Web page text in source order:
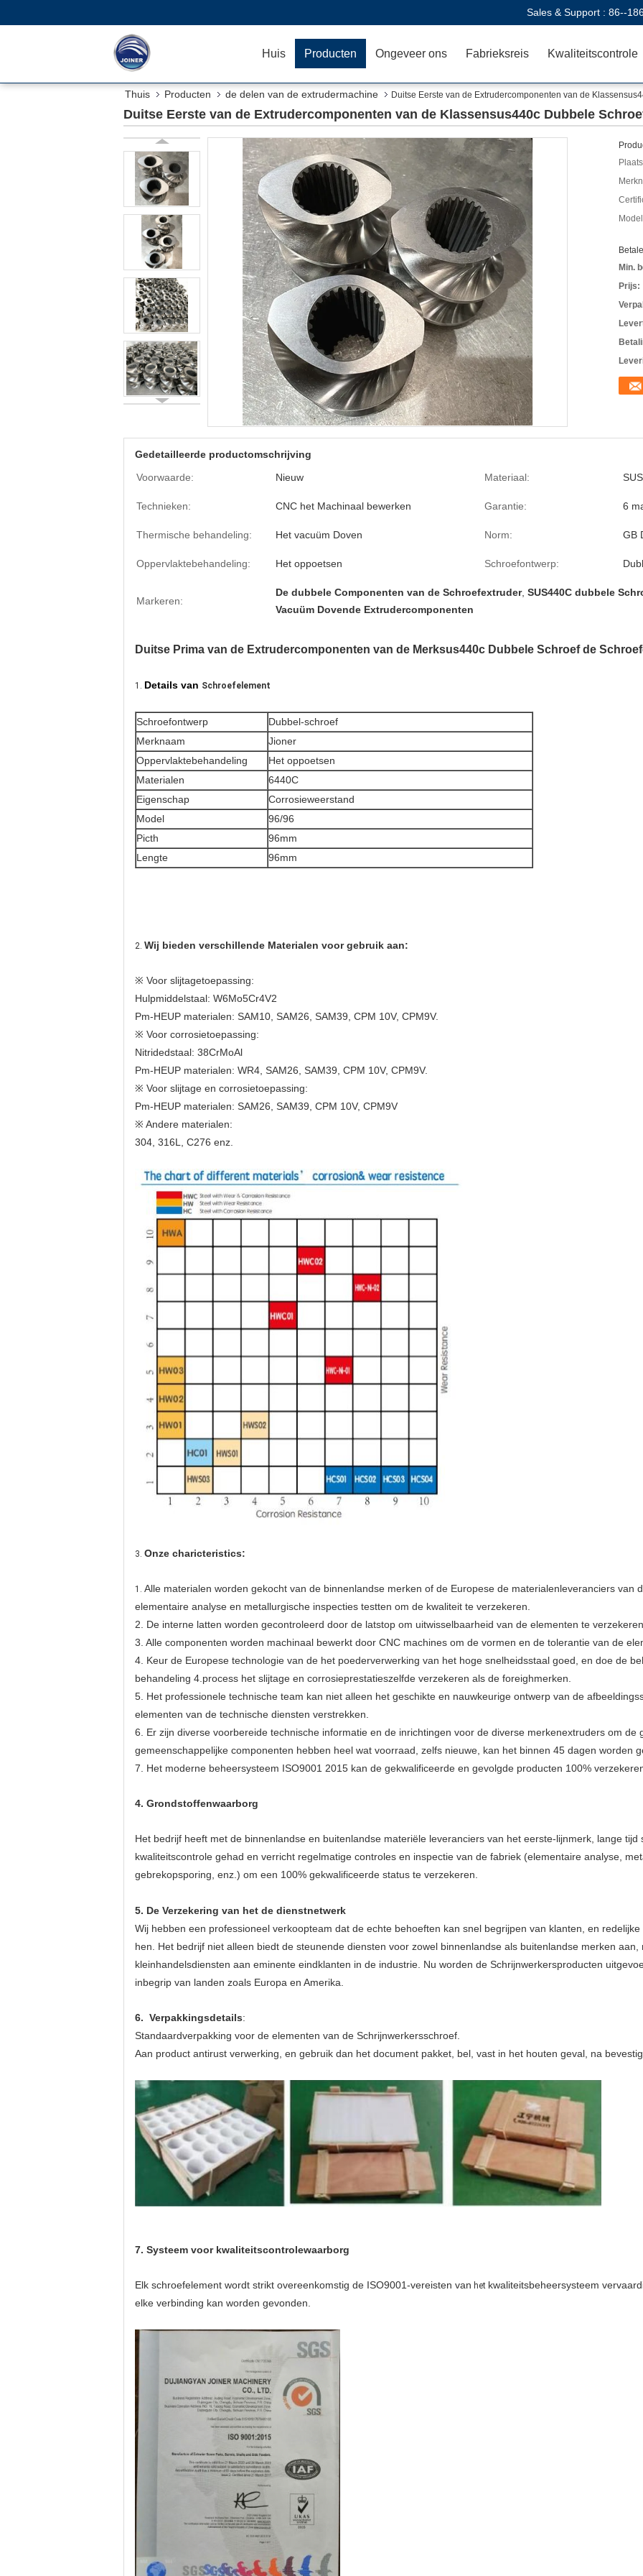
Sales & Support : 86--
Huis Producten Ongeveer ons Fabrieksreis Kwaliteitscontrole
Thuis Producten de delen van de extrudermachine Duitse Eerste van de Extrudercomponenten van de
Duitse Eerste van de Extrudercomponenten van de Klassensus440c Dubbele
Min.
Prijs:
Gedetailleerde productomschrijving
Voorwaarde:
Nieuw Materiaal:
Technieken: CNC het Machinaal bewerken Garantie: 6
Thermische behandeling: Het vacuüm Doven Norm: GB
Oppervlaktebehandeling: Het oppoetsen Schroefontwerp:
Markeren:
De dubbele Componenten van de Schroefextruder, SUS440C dubbele
Vacuüm Dovende Extrudercomponenten
Duitse Prima van de Extrudercomponenten van de Merksus440c Dubbele Schroef de
1. Details van Schroefelement
Schroefontwerp
Dubbel-schroef
Merknaam
Jioner
Oppervlaktebehandeling
Het oppoetsen
Materialen
6440C
Eigenschap
Corrosieweerstand
Model
96/96
Picth
96mm
Lengte
96mm
2. Wij bieden verschillende Materialen voor gebruik aan:
※ Voor slijtagetoepassing:
Hulpmiddelstaal: W6Mo5Cr4V2
Pm-HEUP materialen: SAM10, SAM26, SAM39, CPM 10V, CPM9V.
※ Voor corrosietoepassing:
Nitridedstaal: 38CrMoAl
Pm-HEUP materialen: WR4, SAM26, SAM39, CPM 10V, CPM9V.
※ Voor slijtage en corrosietoepassing:
Pm-HEUP materialen: SAM26, SAM39, CPM 10V, CPM9V
※ Andere materialen:
304, 316L, C276 enz.
3. Onze charicteristics:
1. Alle materialen worden gekocht van de binnenlandse merken of de Europese de materialenleveranciers van
elementaire analyse en metallurgische inspecties testten om de kwaliteit te verzekeren.
2. De interne latten worden gecontroleerd door de latstop om uitwisselbaarheid van de elementen te verzekeren
3. Alle componenten worden machinaal bewerkt door CNC machines om de vormen en de tolerantie van de
4. Keur de Europese technologie van de het poederverwerking van het hoge snelheidsstaal goed, en doe de
behandeling 4.process het slijtage en corrosieprestatieszelfde verzekeren als de foreighmerken.
5. Het professionele technische team kan niet alleen het geschikte en nauwkeurige ontwerp van de
elementen van de technische diensten verstrekken.
6. Er zijn diverse voorbereide technische informatie en de inrichtingen voor de diverse merkenextruders om de
gemeenschappelijke componenten hebben heel wat voorraad, zelfs nieuwe, kan het binnen 45 dagen worden
7. Het moderne beheersysteem ISO9001 2015 kan de gekwalificeerde en gevolgde producten 100%
4. Grondstoffenwaarborg
Het bedrijf heeft met de binnenlandse en buitenlandse materiële leveranciers van het eerste-lijnmerk, lange
kwaliteitscontrole gehad en verricht regelmatige controles en inspectie van de fabriek (elementaire analyse,
gebrekopsporing, enz.) om een 100% gekwalificeerde status te verzekeren.
5. De Verzekering van het de dienstnetwerk
Wij hebben een professioneel verkoopteam dat de echte behoeften kan snel begrijpen van klanten, en
hen. Het bedrijf niet alleen biedt de steunende diensten voor zowel binnenlandse als buitenlandse merken
kleinhandelsdiensten aan eminente eindklanten in de industrie. Nu worden de Schrijnwerkersproducten
inbegrip van landen zoals Europa en Amerika.
6. Verpakkingsdetails:
Standaardverpakking voor de elementen van de Schrijnwerkersschroef.
Aan product antirust verwerking, en gebruik dan het document pakket, bel, vast in het houten geval, na bevestig
7. Systeem voor kwaliteitscontrolewaarborg
Elk schroefelement wordt strikt overeenkomstig de ISO9001-vereisten van het kwaliteitsbeheersysteem
elke verbinding kan worden gevonden.